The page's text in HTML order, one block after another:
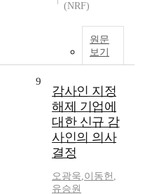
(NRF)
원문
보기
9
감사인 지정
해제 기업에
대한 신규 감
사인의 의사
결정
오광욱,이동헌 ,
유승원